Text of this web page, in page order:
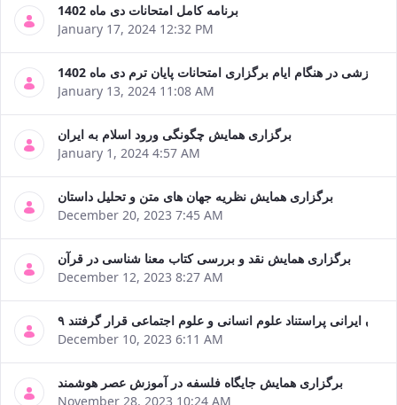
Bi-
Quarterly
Journal
of
Modern
Iranian
Studies
برنامه کامل امتحانات دی ماه 1402
January 17, 2024 12:32 PM
در هنگام ایام برگزاری امتحانات پایان ترم دی ماه 1402
January 13, 2024 11:08 AM
برگزاری همایش چگونگی ورود اسلام به ایران
January 1, 2024 4:57 AM
برگزاری همایش نظریه جهان های متن و تحلیل داستان
December 20, 2023 7:45 AM
برگزاری همایش نقد و بررسی کتاب معنا شناسی در قرآن
December 12, 2023 8:27 AM
ایرانی پراستناد علوم انسانی و علوم اجتماعی قرار گرفتند
December 10, 2023 6:11 AM
برگزاری همایش جایگاه فلسفه در آموزش عصر هوشمند
November 28, 2023 10:24 AM